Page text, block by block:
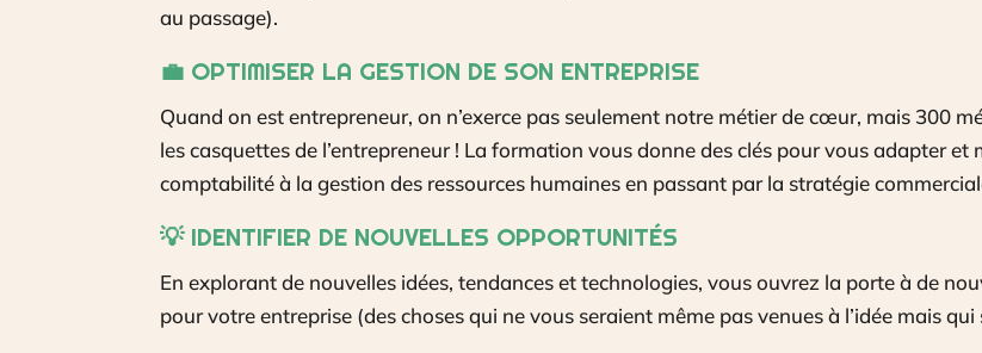
au passage).
💼 OPTIMISER LA GESTION DE SON ENTREPRISE
Quand on est entrepreneur, on n’exerce pas seulement notre métier de cœur, mais 300
les casquettes de l’entrepreneur ! La formation vous donne des clés pour vous adapter
comptabilité à la gestion des ressources humaines en passant par la stratégie
💡 IDENTIFIER DE NOUVELLES OPPORTUNITÉS
En explorant de nouvelles idées, tendances et technologies, vous ouvrez la porte à de
pour votre entreprise (des choses qui ne vous seraient même pas venues à l’idée mais